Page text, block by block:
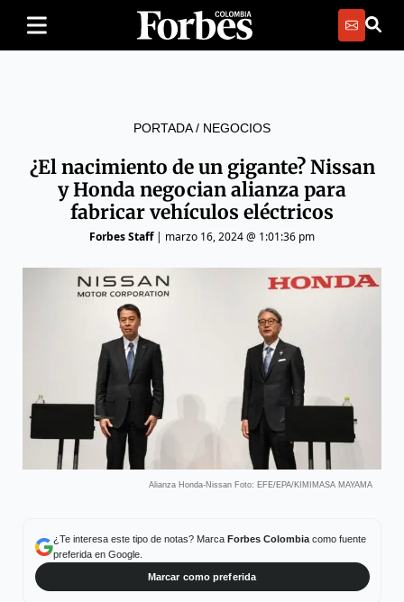
PORTADA/ NEGOCIOS
¿El nacimiento de un gigante? Nissan
y Honda negocian alianza para
fabricar vehículos eléctricos
Forbes Staff| marzo 16, 2024 @ 1:01:36 pm
Alianza Honda-Nissan Foto: EFE/EPA/KIMIMASA MAYAMA
¿Te interesa este tipo de notas? Marca Forbes Colombiacomo fuente
preferida en Google.
Marcar como preferida